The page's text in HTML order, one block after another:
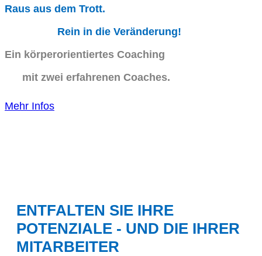
Raus aus dem Trott.
Rein in die Veränderung!
Ein körperorientiertes Coaching
mit zwei erfahrenen Coaches.
Mehr Infos
ENTFALTEN SIE IHRE
POTENZIALE - UND DIE IHRER
MITARBEITER